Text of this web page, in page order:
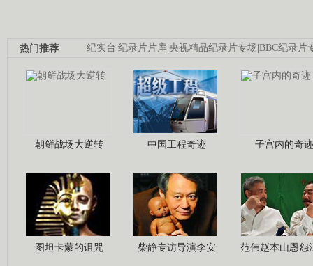
纪实台|纪录片片库|央视精品纪录片专场|BBC纪录片
热门推荐
朝鲜战场大逆转 中国工程奇迹 子宫内的奇迹
图坦卡蒙的诅咒 柴静专访导演李安 范伟赵本山恩怨